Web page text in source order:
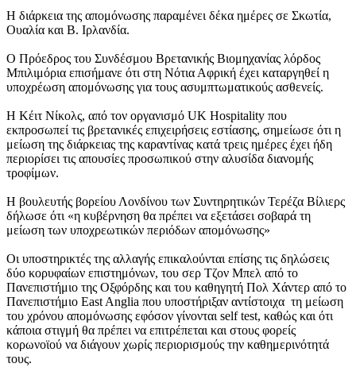
Η διάρκεια της απομόνωσης παραμένει δέκα ημέρες σε Σκωτία,
Ουαλία και Β. Ιρλανδία.
Ο Πρόεδρος του Συνδέσμου Βρετανικής Βιομηχανίας λόρδος
Μπιλιμόρια επισήμανε ότι στη Νότια Αφρική έχει καταργηθεί η
υποχρέωση απομόνωσης για τους ασυμπτωματικούς ασθενείς.
Η Κέιτ Νίκολς, από τον οργανισμό UK Hospitality που
εκπροσωπεί τις βρετανικές επιχειρήσεις εστίασης, σημείωσε ότι η
μείωση της διάρκειας της καραντίνας κατά τρεις ημέρες έχει ήδη
περιορίσει τις απουσίες προσωπικού στην αλυσίδα διανομής
τροφίμων.
Η βουλευτής βορείου Λονδίνου των Συντηρητικών Τερέζα Βίλιερς
δήλωσε ότι «η κυβέρνηση θα πρέπει να εξετάσει σοβαρά τη
μείωση των υποχρεωτικών περιόδων απομόνωσης»
Οι υποστηρικτές της αλλαγής επικαλούνται επίσης τις δηλώσεις
δύο κορυφαίων επιστημόνων, του σερ Τζον Μπελ από το
Πανεπιστήμιο της Οξφόρδης και του καθηγητή Πολ Χάντερ από το
Πανεπιστήμιο East Anglia που υποστήριξαν αντίστοιχα τη μείωση
του χρόνου απομόνωσης εφόσον γίνονται self test, καθώς και ότι
κάποια στιγμή θα πρέπει να επιτρέπεται και στους φορείς
κορωνοϊού να διάγουν χωρίς περιορισμούς την καθημερινότητά
τους.